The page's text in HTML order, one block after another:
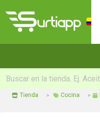
Tienda Cocina